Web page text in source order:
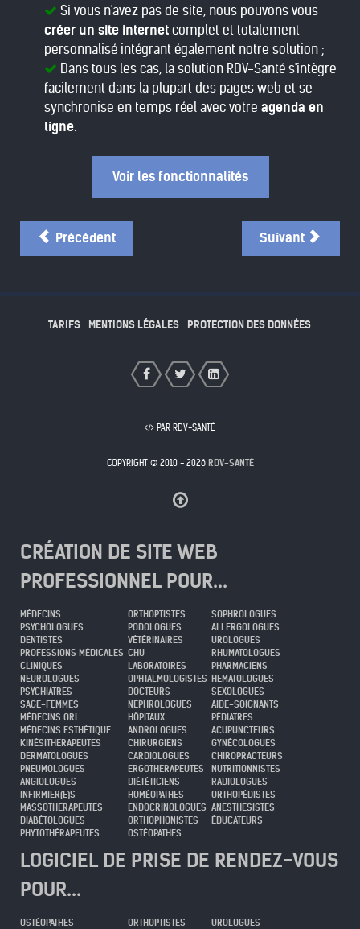
Si vous n'avez pas de site, nous pouvons vous
créer un site internet complet et totalement
personnalisé intégrant également notre solution ;
Dans tous les cas, la solution RDV-Santé s'intègre
facilement dans la plupart des pages web et se
synchronise en temps réel avec votre agenda en
ligne.
Voir les fonctionnalités
Précédent Suivant
TARIFS MENTIONS LÉGALES PROTECTION DES DONNÉES
PAR RDV-SANTÉ
COPYRIGHT © 2010 - 2026 RDV-SANTÉ
CRÉATION DE SITE WEB
PROFESSIONNEL POUR...
MÉDECINS
PSYCHOLOGUES
DENTISTES
PROFESSIONS MÉDICALES
CLINIQUES
NEUROLOGUES
PSYCHIATRES
SAGE-FEMMES
MÉDECINS ORL
MÉDECINS ESTHÉTIQUE
KINÉSITHERAPEUTES
DERMATOLOGUES
PNEUMOLOGUES
ANGIOLOGUES
INFIRMIER(E)S
MASSOTHÉRAPEUTES
DIABÉTOLOGUES
PHYTOTHÉRAPEUTES
ORTHOPTISTES
PODOLOGUES
VÉTÉRINAIRES
CHU
LABORATOIRES
OPHTALMOLOGISTES
DOCTEURS
NÉPHROLOGUES
HÔPITAUX
ANDROLOGUES
CHIRURGIENS
CARDIOLOGUES
ERGOTHERAPEUTES
DIÉTÉTICIENS
HOMÉOPATHES
ENDOCRINOLOGUES
ORTHOPHONISTES
OSTÉOPATHES
SOPHROLOGUES
ALLERGOLOGUES
UROLOGUES
RHUMATOLOGUES
PHARMACIENS
HEMATOLOGUES
SEXOLOGUES
AIDE-SOIGNANTS
PÉDIATRES
ACUPUNCTEURS
GYNÉCOLOGUES
CHIROPRACTEURS
NUTRITIONNISTES
RADIOLOGUES
ORTHOPÉDISTES
ANESTHESISTES
ÉDUCATEURS
...
LOGICIEL DE PRISE DE RENDEZ-VOUS
POUR...
OSTÉOPATHES ORTHOPTISTES UROLOGUES